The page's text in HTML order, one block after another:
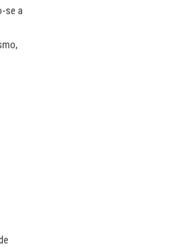
se a